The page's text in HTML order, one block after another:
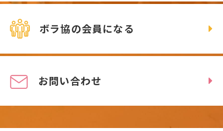
ボラ協の会員になる
お問い合わせ